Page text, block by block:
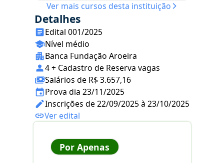
Ver mais cursos desta instituição
Detalhes
Edital 001/2025
Nível médio
Banca Fundação Aroeira
4 + Cadastro de Reserva vagas
Salários de R$ 3.657,16
Prova dia 23/11/2025
Inscrições de 22/09/2025 à 23/10/2025
Ver edital
Por Apenas